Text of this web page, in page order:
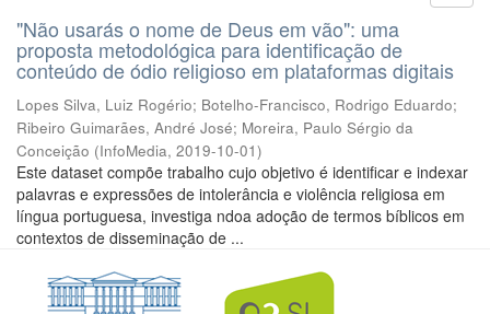
"Não usarás o nome de Deus em vão": uma
proposta metodológica para identificação de
conteúdo de ódio religioso em plataformas digitais
Lopes Silva, Luiz Rogério; Botelho-Francisco, Rodrigo Eduardo;
Ribeiro Guimarães, André José; Moreira, Paulo Sérgio da
Conceição (InfoMedia, 2019-10-01)
Este dataset compõe trabalho cujo objetivo é identificar e indexar
palavras e expressões de intolerância e violência religiosa em
língua portuguesa, investiga ndoa adoção de termos bíblicos em
contextos de disseminação de ...